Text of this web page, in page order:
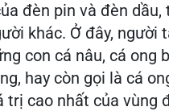
đèn pin và đèn
khác. Ở đây, người
con cá nâu, cá ong
hay còn gọi là cá
trị cao nhất của vùng